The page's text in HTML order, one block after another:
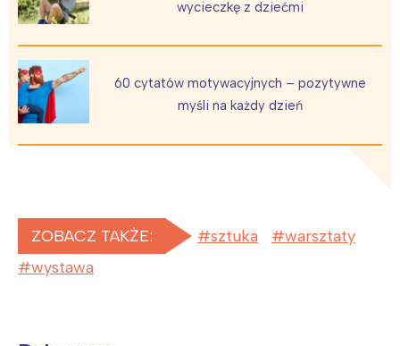
wycieczkę z dziećmi
60 cytatów motywacyjnych – pozytywne
myśli na każdy dzień
ZOBACZ TAKŻE: sztuka
warsztaty
wystawa